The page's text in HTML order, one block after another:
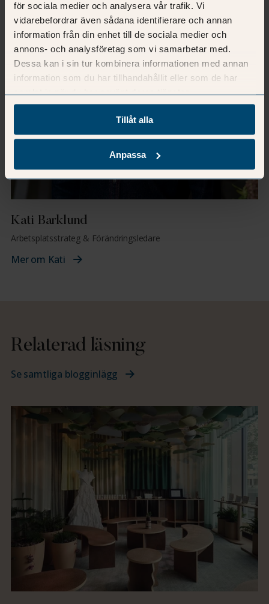
för sociala medier och analysera vår trafik. Vi
vidarebefordrar även sådana identifierare och annan
information från din enhet till de sociala medier och
annons- och analysföretag som vi samarbetar med.
Dessa kan i sin tur kombinera informationen med annan
information som du har tillhandahållit eller som de har
samlat in när du har använt deras tjänster.
Tillåt alla
Anpassa
Kati Barklund
Arbetsplatsstrateg & Förändringsledare
Mer om Kati
Relaterad läsning
Se samtliga blogginlägg